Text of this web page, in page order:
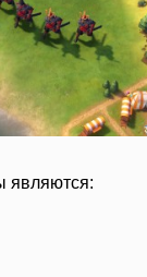
являются: